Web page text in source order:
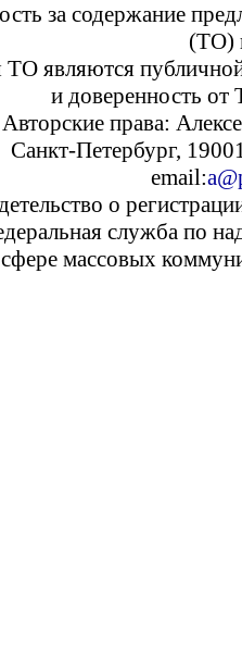
за содержание
(ТО)
являются
и доверенность от
права:
Санкт-Петербург,
email:
о
служба по
массовых